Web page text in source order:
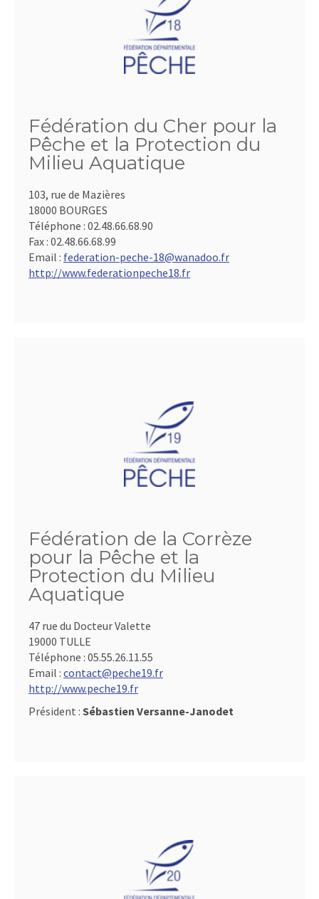
Fédération du Cher pour la
Pêche et la Protection du
Milieu Aquatique
103, rue de Mazières
18000 BOURGES
Téléphone : 02.48.66.68.90
Fax : 02.48.66.68.99
Email : federation-peche-18@wanadoo.fr
http://www.federationpeche18.fr
Fédération de la Corrèze
pour la Pêche et la
Protection du Milieu
Aquatique
47 rue du Docteur Valette
19000 TULLE
Téléphone : 05.55.26.11.55
Email : contact@peche19.fr
http://www.peche19.fr
Président : Sébastien Versanne-Janodet